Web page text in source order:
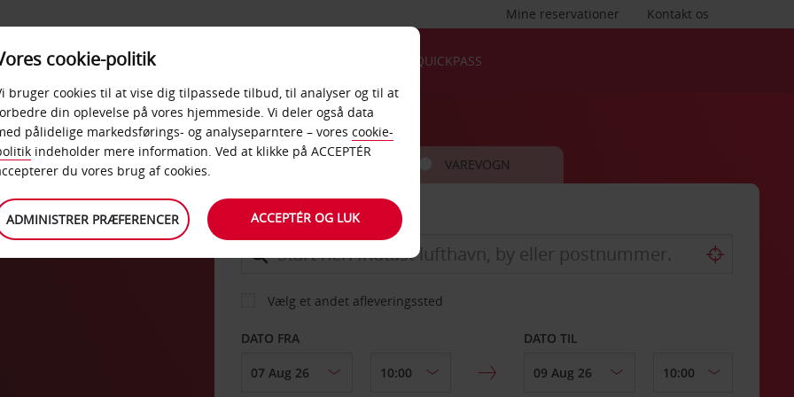
Kontakt os
Mine reservationer
PRODUKTER &
KONTORER
QUICKPASS
BIL VAREVOGN
AFHENT FRA
Vælg et andet afleveringssted
DATO FRA DATO TIL
cookie-politik
bruger cookies til at vise dig tilpassede tilbud, til analyser og til at
din oplevelse på vores hjemmeside. Vi deler også data
pålidelige markedsførings- og analyseparntere – vores cookie-
indeholder mere information. Ved at klikke på ACCEPTÉR
du vores brug af cookies.
ADMINISTRER PRÆFERENCER ACCEPTÉR OG LUK